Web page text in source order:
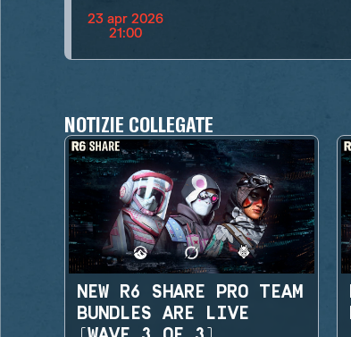
23 apr 2026
21:00
NOTIZIE COLLEGATE
NEW R6 SHARE PRO TEAM
BUNDLES ARE LIVE